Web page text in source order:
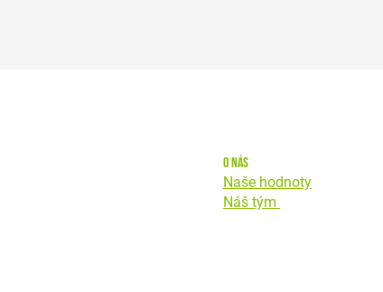
O nás
Naše hodnoty
Náš tým